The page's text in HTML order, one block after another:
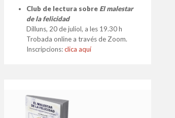
Club de lectura sobre El malestar
de la felicidad
Dilluns, 20 de juliol, a les 19.30 h
Trobada online a través de Zoom.
Inscripcions:clica aquí